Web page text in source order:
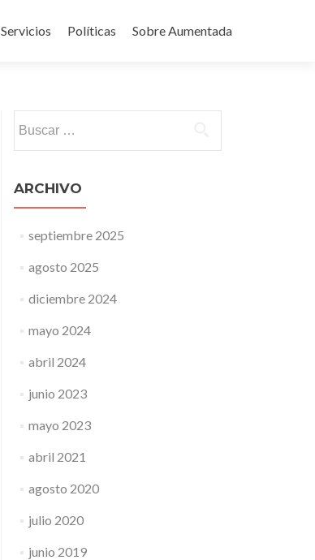
Servicios Políticas Sobre Aumentada
ARCHIVO
septiembre 2025
agosto 2025
diciembre 2024
mayo 2024
abril 2024
junio 2023
mayo 2023
abril 2021
agosto 2020
julio 2020
junio 2019